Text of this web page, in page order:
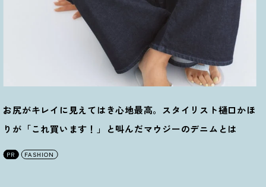
お尻がキレイに見えてはき心地最高。スタイリスト樋口かほ
りが「これ買います ！ 」と叫んだマウジーのデニムとは
PR FASHION